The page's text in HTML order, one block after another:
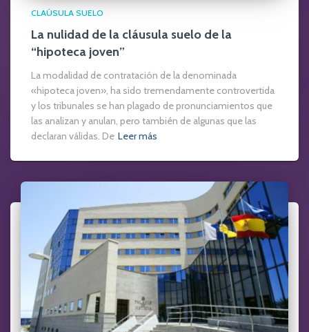
CLAÚSULA SUELO
La nulidad de la cláusula suelo de la
“hipoteca joven”
La modalidad de contratación de la denominada
«hipoteca joven», ha sido tremendamente controvertida
y los tribunales se han plagado de pronunciamientos que
las analizan y anulan, pero también de algunas que las
declaran válidas. De Leer más